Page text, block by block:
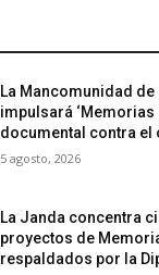
La Mancomunidad de
impulsará ‘Memorias
documental contra el
5 agosto, 2026
La Janda concentra
proyectos de
respaldados por la